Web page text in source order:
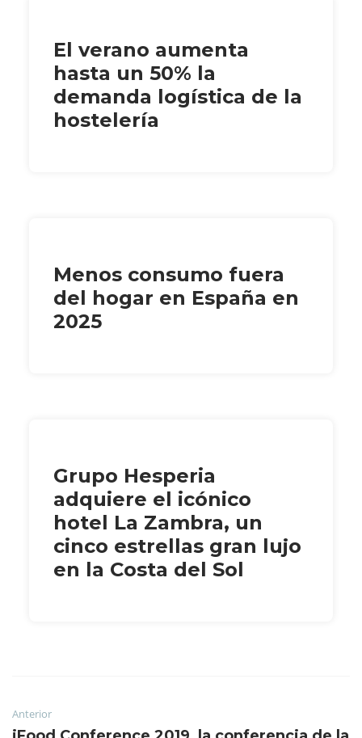
El verano aumenta
hasta un 50% la
demanda logística de la
hostelería
Menos consumo fuera
del hogar en España en
2025
Grupo Hesperia
adquiere el icónico
hotel La Zambra, un
cinco estrellas gran lujo
en la Costa del Sol
Anterior